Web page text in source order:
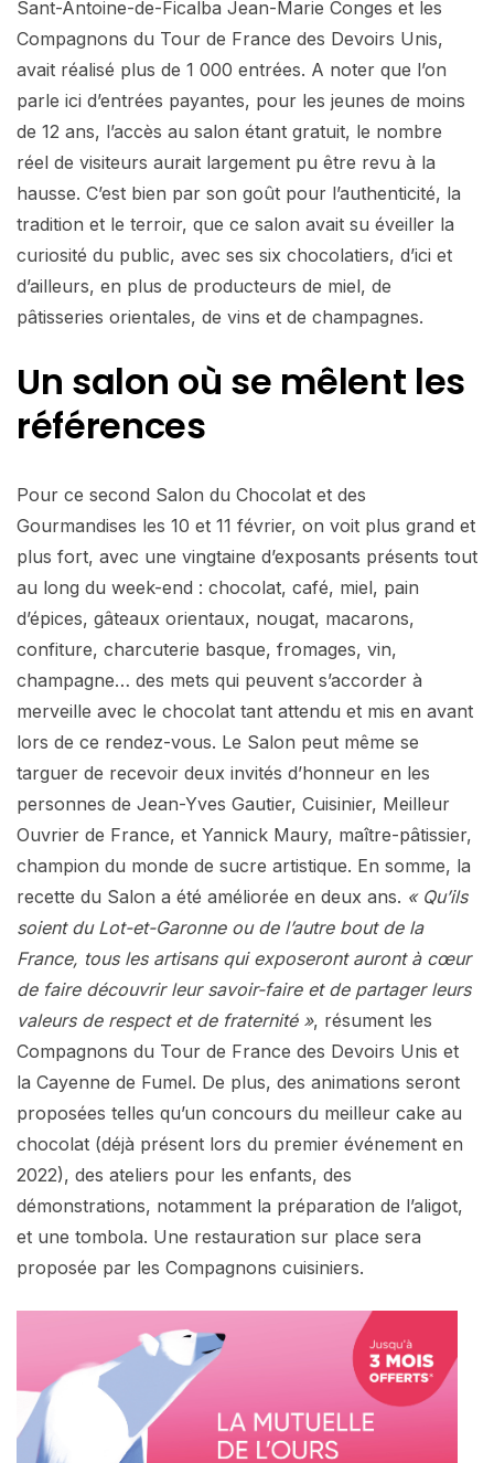
Sant-Antoine-de-Ficalba Jean-Marie Conges et les
Compagnons du Tour de France des Devoirs Unis,
avait réalisé plus de 1 000 entrées. A noter que l’on
parle ici d’entrées payantes, pour les jeunes de moins
de 12 ans, l’accès au salon étant gratuit, le nombre
réel de visiteurs aurait largement pu être revu à la
hausse. C’est bien par son goût pour l’authenticité, la
tradition et le terroir, que ce salon avait su éveiller la
curiosité du public, avec ses six chocolatiers, d’ici et
d’ailleurs, en plus de producteurs de miel, de
pâtisseries orientales, de vins et de champagnes.
Un salon où se mêlent les
références
Pour ce second Salon du Chocolat et des
Gourmandises les 10 et 11 février, on voit plus grand et
plus fort, avec une vingtaine d’exposants présents tout
au long du week-end : chocolat, café, miel, pain
d’épices, gâteaux orientaux, nougat, macarons,
confiture, charcuterie basque, fromages, vin,
champagne… des mets qui peuvent s’accorder à
merveille avec le chocolat tant attendu et mis en avant
lors de ce rendez-vous. Le Salon peut même se
targuer de recevoir deux invités d’honneur en les
personnes de Jean-Yves Gautier, Cuisinier, Meilleur
Ouvrier de France, et Yannick Maury, maître-pâtissier,
champion du monde de sucre artistique. En somme, la
recette du Salon a été améliorée en deux ans. « Qu’ils
soient du Lot-et-Garonne ou de l’autre bout de la
France, tous les artisans qui exposeront auront à cœur
de faire découvrir leur savoir-faire et de partager leurs
valeurs de respect et de fraternité », résument les
Compagnons du Tour de France des Devoirs Unis et
la Cayenne de Fumel. De plus, des animations seront
proposées telles qu’un concours du meilleur cake au
chocolat (déjà présent lors du premier événement en
2022), des ateliers pour les enfants, des
démonstrations, notamment la préparation de l’aligot,
et une tombola. Une restauration sur place sera
proposée par les Compagnons cuisiniers.